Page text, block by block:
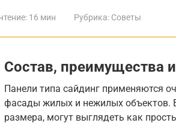
16 мин Рубрика: Советы
Состав, преимущества
Панели типа сайдинг применяются
фасады жилых и нежилых объектов.
размера, могут выглядеть как